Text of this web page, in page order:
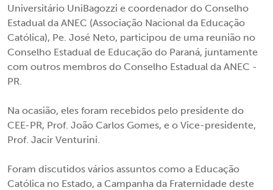
Universitário UniBagozzi e coordenador do Conselho
Estadual da ANEC (Associação Nacional da Educação
Católica), Pe. José Neto, participou de uma reunião no
Conselho Estadual de Educação do Paraná, juntamente
com outros membros do Conselho Estadual da ANEC -
PR.
Na ocasião, eles foram recebidos pelo presidente do
CEE-PR, Prof. João Carlos Gomes, e o Vice-presidente,
Prof. Jacir Venturini.
Foram discutidos vários assuntos como a Educação
Católica no Estado, a Campanha da Fraternidade deste